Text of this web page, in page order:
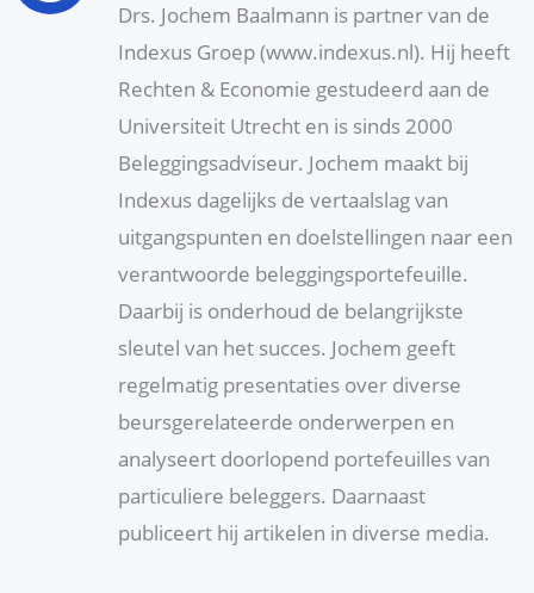
Drs. Jochem Baalmann is partner van de
Indexus Groep (www.indexus.nl). Hij heeft
Rechten & Economie gestudeerd aan de
Universiteit Utrecht en is sinds 2000
Beleggingsadviseur. Jochem maakt bij
Indexus dagelijks de vertaalslag van
uitgangspunten en doelstellingen naar een
verantwoorde beleggingsportefeuille.
Daarbij is onderhoud de belangrijkste
sleutel van het succes. Jochem geeft
regelmatig presentaties over diverse
beursgerelateerde onderwerpen en
analyseert doorlopend portefeuilles van
particuliere beleggers. Daarnaast
publiceert hij artikelen in diverse media.